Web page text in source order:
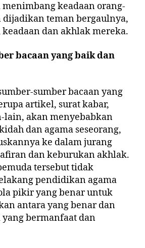
menimbang keadaan orang-
dijadikan teman bergaulnya,
dan akhlak mereka.
bacaan yang baik dan
sumber bacaan yang
artikel, surat kabar,
lain, akan menyebabkan
dan agama seseorang,
ke dalam jurang
dan keburukan akhlak.
tersebut tidak
pendidikan agama
pikir yang benar untuk
antara yang benar dan
yang bermanfaat dan